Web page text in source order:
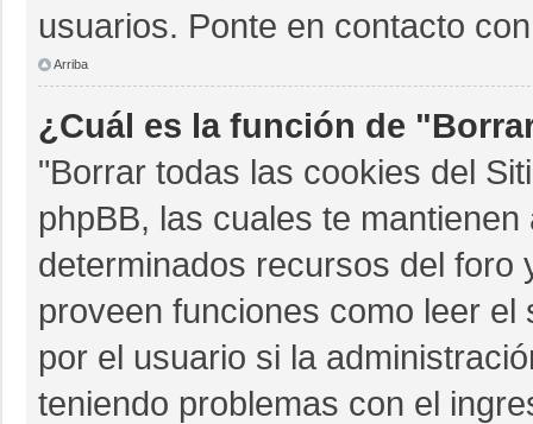
usuarios. Ponte en contacto
Arriba
¿Cuál es la función de
"Borrar todas las cookies del
phpBB, las cuales te
determinados recursos del foro
proveen funciones como leer
por el usuario si la
teniendo problemas con el